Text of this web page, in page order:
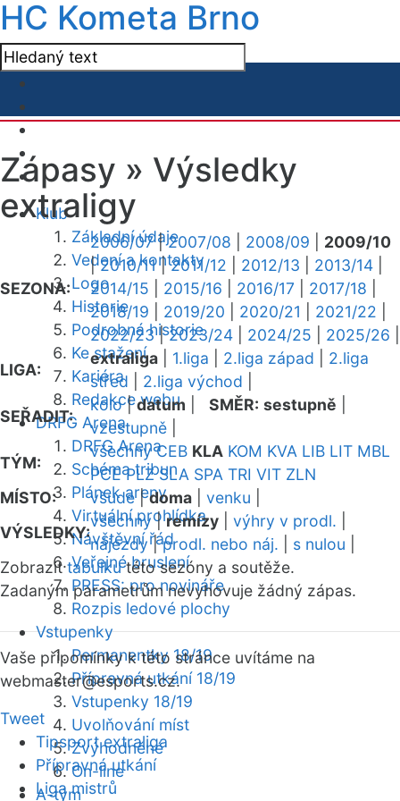
HC Kometa Brno
Klub
Základní údaje
Vedení a kontakty
Logo
Historie
Podrobná historie
Ke stažení
Kariéra
Redakce webu
DRFG Arena
DRFG Arena
Schéma tribun
Plánek areny
Virtuální prohlídka
Návštěvní řád
Veřejné bruslení
PRESS: pro novináře
Rozpis ledové plochy
Vstupenky
Permanentky 18/19
Přípravná utkání 18/19
Vstupenky 18/19
Uvolňování míst
Zvýhodněné
On-line
A-tým
Zápasy » Výsledky
extraligy
SEZONA:
2006/07|2007/08 2008/09
2009/10
|2010/11|2011/12 2012/13 2013/14
2014/15
2015/16 2016/17 2017/18
2018/19
2019/20 2020/21 2021/22
2022/23|2023/24 2024/25 2025/26
LIGA:
extraliga 1.liga 2.liga západ
2.liga
střed
2.liga východ
SEŘADIT:
kolo|datum SMĚR: sestupně
vzestupně
TÝM:
všechny CEB KLA KOM KVA LIB LIT MBL
PCE PLZ SLA SPA TRI VIT ZLN
MÍSTO:
všude|doma venku
VÝSLEDKY:
všechny|remízy výhry v prodl.
nájezdy|prodl. nebo náj. s nulou
Zobrazittabulkutéto sezóny a soutěže.
Zadaným parametrům nevyhovuje žádný zápas.
Vaše připomínky k této stránce uvítáme na
webmaster@esports.cz.
Tweet
Tipsport extraliga
Přípravná utkání
Liga mistrů